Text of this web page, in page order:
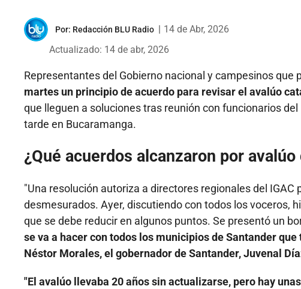
Por: Redacción BLU Radio
14 de Abr, 2026
Actualizado: 14 de abr, 2026
Representantes del Gobierno nacional y campesinos que
martes un principio de acuerdo para revisar el avalúo
que lleguen a soluciones tras reunión con funcionarios
tarde en Bucaramanga.
¿Qué acuerdos alcanzaron por
"Una resolución autoriza a directores regionales del
desmesurados. Ayer, discutiendo con todos los voceros,
que se debe reducir en algunos puntos. Se presentó un
se va a hacer con todos los municipios de Santander
Néstor Morales, el gobernador de Santander, Juvenal
"El avalúo llevaba 20 años sin actualizarse, pero hay